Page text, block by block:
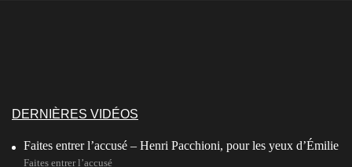
DERNIÈRES VIDÉOS
Faites entrer l’accusé – Henri Pacchioni, pour les yeux d’Émilie
Faites entrer l’accusé